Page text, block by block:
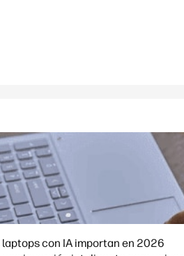
con IA importan en 2026